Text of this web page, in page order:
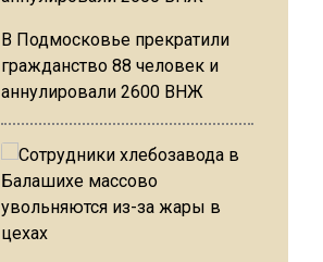
В Подмосковье прекратили
гражданство 88 человек и
аннулировали 2600 ВНЖ